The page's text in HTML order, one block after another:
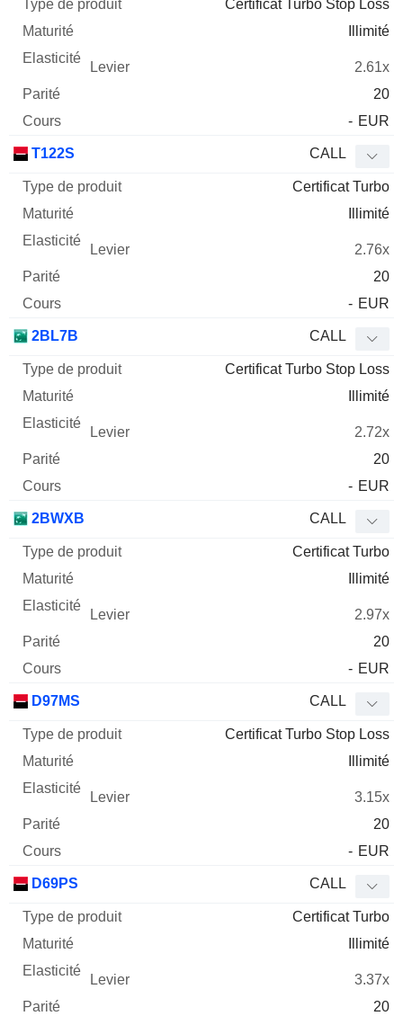
Certificat Turbo Stop Loss
Illimité
2.61x
20
- EUR
T122S CALL
Certificat Turbo
Illimité
2.76x
20
- EUR
2BL7B CALL
Certificat Turbo Stop Loss
Illimité
2.72x
20
- EUR
2BWXB CALL
Certificat Turbo
Illimité
2.97x
20
- EUR
D97MS CALL
Certificat Turbo Stop Loss
Illimité
3.15x
20
- EUR
D69PS CALL
Certificat Turbo
Illimité
3.37x
20